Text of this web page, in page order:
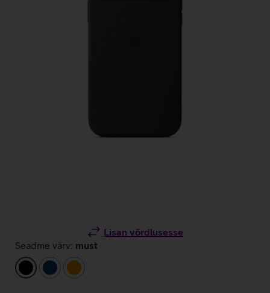
Lisan võrdlusesse
Seadme värv: must
must
tumesinine
oranž